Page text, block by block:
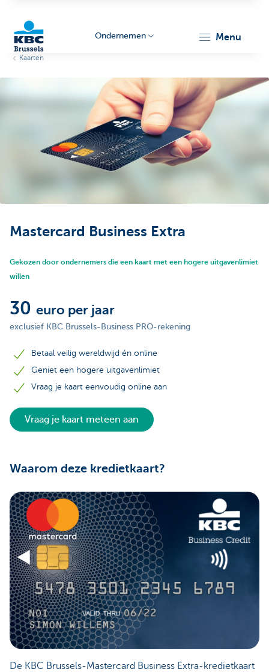
Ondernemen menu
Kaarten
Mastercard Business Extra
Gekozen door ondernemers die een kaart met een hogere uitgavenlimiet
willen
30 euro per jaar
exclusief KBC Brussels-Business PRO-rekening
Betaal veilig wereldwijd én online
Geniet een hogere uitgavenlimiet
Vraag je kaart eenvoudig online aan
Vraag je kaart meteen aan
Waarom deze kredietkaart?
De KBC Brussels-Mastercard Business Extra-kredietkaart